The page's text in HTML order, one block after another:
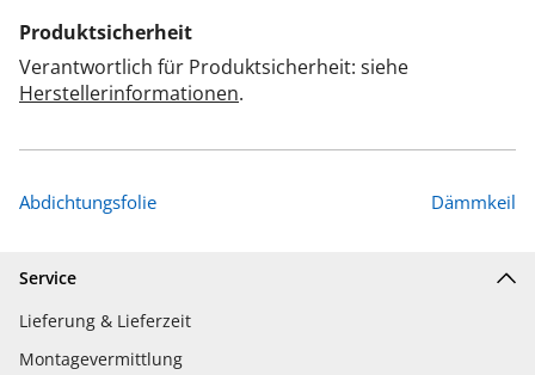
Produktsicherheit
Verantwortlich für Produktsicherheit: siehe
Herstellerinformationen.
Abdichtungsfolie Dämmkeil
Service
Lieferung & Lieferzeit
Montagevermittlung